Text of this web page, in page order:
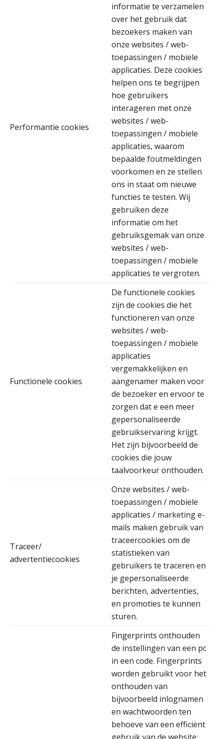
Performantie cookies
informatie te verzamelen
over het gebruik dat
bezoekers maken van
onze websites / web-
toepassingen / mobiele
applicaties. Deze cookies
helpen ons te begrijpen
hoe gebruikers
interageren met onze
websites / web-
toepassingen / mobiele
applicaties, waarom
bepaalde foutmeldingen
voorkomen en ze stellen
ons in staat om nieuwe
functies te testen. Wij
gebruiken deze
informatie om het
gebruiksgemak van onze
websites / web-
toepassingen / mobiele
applicaties te vergroten.
Functionele cookies
De functionele cookies
zijn de cookies die het
functioneren van onze
websites / web-
toepassingen / mobiele
applicaties
vergemakkelijken en
aangenamer maken voor
de bezoeker en ervoor te
zorgen dat e een meer
gepersonaliseerde
gebruikservaring krijgt.
Het zijn bijvoorbeeld de
cookies die jouw
taalvoorkeur onthouden.
Traceer/
advertentiecookies
Onze websites / web-
toepassingen / mobiele
applicaties / marketing e-
mails maken gebruik van
traceercookies om de
statistieken van
gebruikers te traceren en
je gepersonaliseerde
berichten, advertenties,
en promoties te kunnen
sturen.
Fingerprints onthouden
de instellingen van een pc
in een code. Fingerprints
worden gebruikt voor het
onthouden van
bijvoorbeeld inlognamen
en wachtwoorden ten
behoeve van een efficiënt
Ludo Mennes
Ewoud de Ruiter
Debby Kettler
Pieter Kok
Ron Mulder
Joost Severs
Audrey Brunings
Chanien Engelbertink
Almer de Beer
Edwin de Witte
Kirsten Roskam